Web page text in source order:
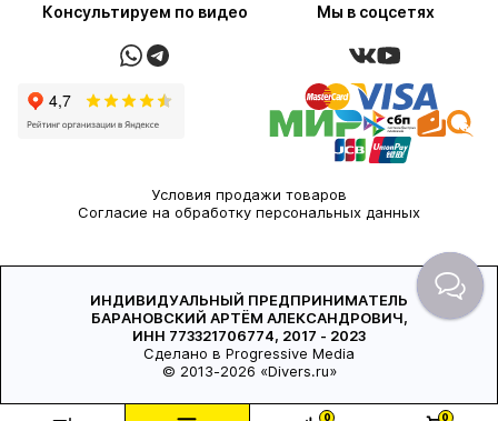
0 0
Консультируем по видео Мы в соцсетях
Условия продажи товаров
Согласие на обработку персональных данных
© 2013-2026 «Divers.ru»
ИНДИВИДУАЛЬНЫЙ ПРЕДПРИНИМАТЕЛЬ
БАРАНОВСКИЙ АРТЁМ АЛЕКСАНДРОВИЧ,
ИНН 773321706774, 2017 - 2023
Сделано в Progressive Media